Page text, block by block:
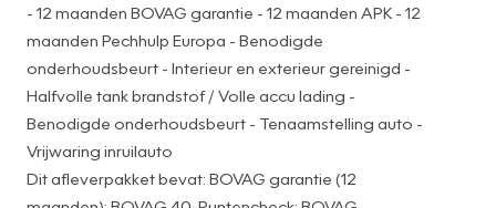
- 12 maanden BOVAG garantie
- 12 maanden APK
- 12 maanden Pechhulp Europa
- Benodigde onderhoudsbeurt
- Interieur en exterieur gereinigd
- Halfvolle tank brandstof / Volle accu lading
- Benodigde onderhoudsbeurt
- 12 maanden BOVAG garantie - 12 maanden APK - 12
maanden Pechhulp Europa - Benodigde
onderhoudsbeurt - Interieur en exterieur gereinigd -
Halfvolle tank brandstof / Volle accu lading -
Benodigde onderhoudsbeurt - Tenaamstelling auto -
Vrijwaring inruilauto
Dit afleverpakket bevat: BOVAG garantie (12